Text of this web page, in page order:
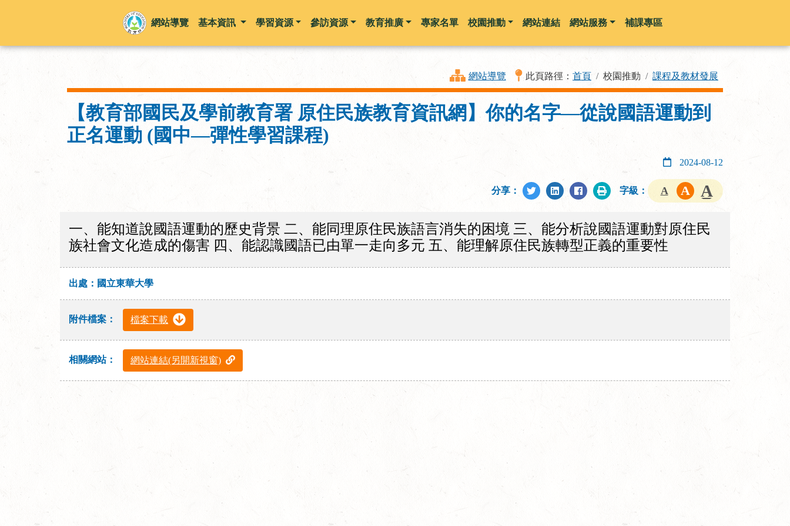
跳到主要內容
網站導覽 基本資訊 學習資源 參訪資源 教育推廣 專家名單 校園推動 網站連結 網站服務 補課專區
網站導覽 此頁路徑： 首頁 校園推動 課程及教材發展
【教育部國民及學前教育署 原住民族教育資訊網】你的名字—從說國語運動到
正名運動 (國中—彈性學習課程)
2024-08-12
分享： 字級：
一、能知道說國語運動的歷史背景 二、能同理原住民族語言消失的困境 三、能分析說國語運動對原住民
族社會文化造成的傷害 四、能認識國語已由單一走向多元 五、能理解原住民族轉型正義的重要性
出處：國立東華大學
附件檔案： 檔案下載
相關網站： 網站連結(另開新視窗)